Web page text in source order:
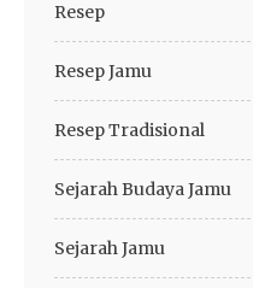
Resep
Resep Jamu
Resep Tradisional
Sejarah Budaya Jamu
Sejarah Jamu